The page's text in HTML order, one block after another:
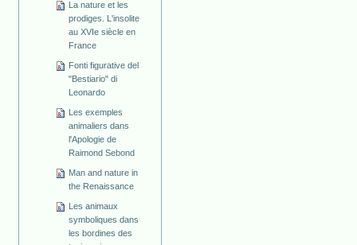
La nature et les
prodiges. L'insolite
au XVIe siècle en
France
Fonti figurative del
"Bestiario" di
Leonardo
Les exemples
animaliers dans
l'Apologie de
Raimond Sebond
Man and nature in
the Renaissance
Les animaux
symboliques dans
les bordines des